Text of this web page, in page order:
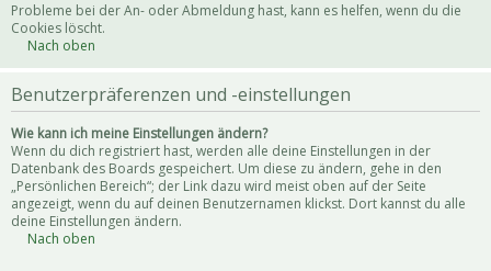
Probleme bei der An- oder Abmeldung hast, kann es helfen, wenn du die
Cookies löscht.
Nach oben
Benutzerpräferenzen und -einstellungen
Wie kann ich meine Einstellungen ändern?
Wenn du dich registriert hast, werden alle deine Einstellungen in der
Datenbank des Boards gespeichert. Um diese zu ändern, gehe in den
„Persönlichen Bereich“; der Link dazu wird meist oben auf der Seite
angezeigt, wenn du auf deinen Benutzernamen klickst. Dort kannst du alle
deine Einstellungen ändern.
Nach oben